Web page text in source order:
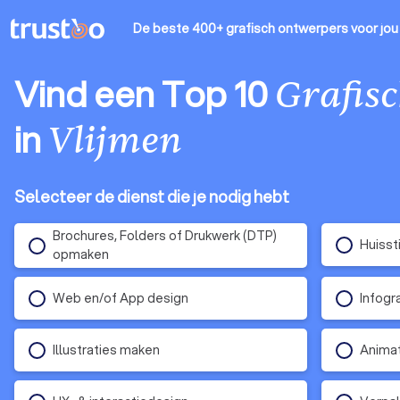
De beste 400+ grafisch ontwerpersvoor jou
Vind een Top 10
inVlijmen
Selecteer de dienst die je nodig hebt
Brochures, Folders of Drukwerk (DTP)
opmaken
Web en/of App design
Illustraties maken